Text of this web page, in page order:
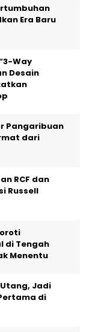
Era Baru
Way
Desain
Pangaribuan
dari
RCF dan
Russell
di Tengah
Menentu
Utang, Jadi
di